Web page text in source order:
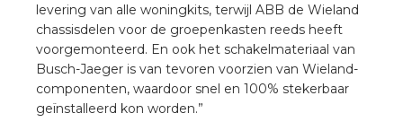
levering van alle woningkits, terwijl ABB de Wieland
chassisdelen voor de groepenkasten reeds heeft
voorgemonteerd. En ook het schakelmateriaal van
Busch-Jaeger is van tevoren voorzien van Wieland-
componenten, waardoor snel en 100% stekerbaar
geïnstalleerd kon worden.”
waarde